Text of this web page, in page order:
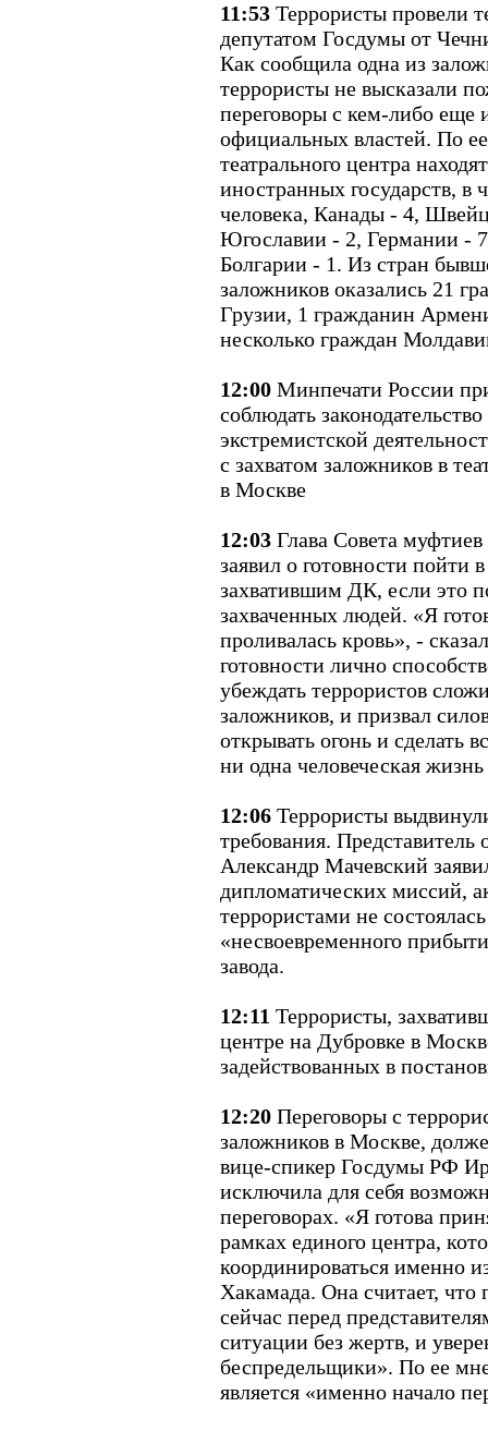
11:53 Террористы провели
депутатом Госдумы от
Как сообщила одна из
террористы не высказали
переговоры с кем-либо еще
официальных властей. По
театрального центра
иностранных государств,
человека, Канады - 4,
Югославии - 2, Германии -
Болгарии - 1. Из стран
заложников оказались 21
Грузии, 1 гражданин
несколько граждан
12:00 Минпечати России
соблюдать
экстремистской
с захватом заложников в
в Москве
12:03 Глава Совета
заявил о готовности пойти
захватившим ДК, если это
захваченных людей. «Я
проливалась кровь», -
готовности лично
убеждать террористов
заложников, и призвал
открывать огонь и сделать
ни одна человеческая
12:06 Террористы
требования. Представитель
Александр Мачевский
дипломатических миссий,
террористами не
«несвоевременного
завода.
12:11 Террористы,
центре на Дубровке в
задействованных в
12:20 Переговоры с
заложников в Москве,
вице-спикер Госдумы РФ
исключила для себя
переговорах. «Я готова
рамках единого центра,
координироваться именно
Хакамада. Она считает, что
сейчас перед
ситуации без жертв, и
беспредельщики». По ее
является «именно начало